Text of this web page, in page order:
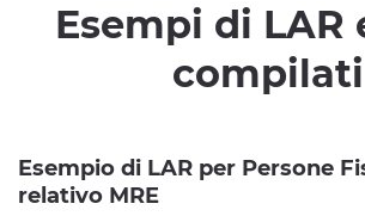
Esempi di LAR
compilati
Esempio di LAR per Persone
relativo MRE